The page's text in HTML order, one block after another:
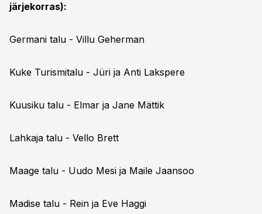
järjekorras):
Germani talu - Villu Geherman
Kuke Turismitalu - Jüri ja Anti Lakspere
Kuusiku talu - Elmar ja Jane Mättik
Lahkaja talu - Vello Brett
Maage talu - Uudo Mesi ja Maile Jaansoo
Madise talu - Rein ja Eve Haggi